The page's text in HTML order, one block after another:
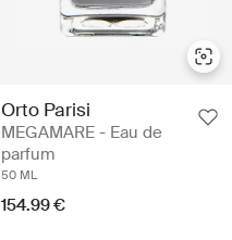
Orto Parisi
MEGAMARE - Eau de
parfum
50 ML
154.99 €